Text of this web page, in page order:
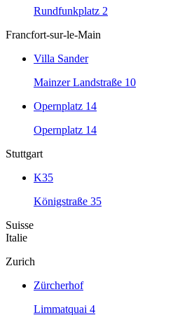
Rundfunkplatz 2
Francfort-sur-le-Main
Villa Sander
Mainzer Landstraße 10
Opernplatz 14
Opernplatz 14
Stuttgart
K35
Königstraße 35
Suisse
Italie
Zurich
Zürcherhof
Limmatquai 4